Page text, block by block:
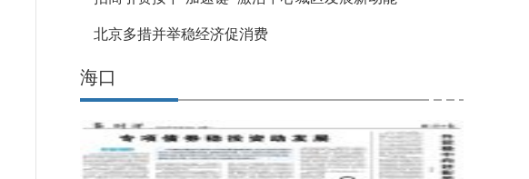
北京多措并举稳经济促消费
海口